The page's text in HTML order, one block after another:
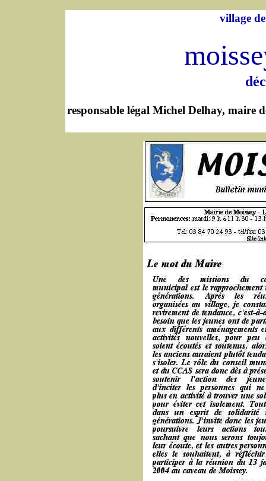
village
responsable légal Michel Delhay, maire